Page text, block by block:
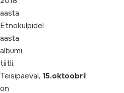
aasta
Etnokulpidel
aasta
albumi
tiitli.
Teisipäeval, 15.oktoobril
on